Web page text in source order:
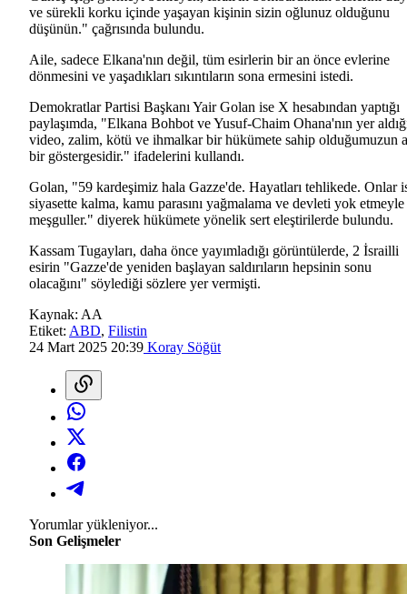
ve sürekli korku içinde yaşayan kişinin sizin oğlunuz olduğunu
düşünün." çağrısında bulundu.
Aile, sadece Elkana'nın değil, tüm esirlerin bir an önce evlerine
dönmesini ve yaşadıkları sıkıntıların sona ermesini istedi.
Demokratlar Partisi Başkanı Yair Golan ise X hesabından yaptığı
paylaşımda, "Elkana Bohbot ve Yusuf-Chaim Ohana'nın yer
video, zalim, kötü ve ihmalkar bir hükümete sahip olduğumuzun
bir göstergesidir." ifadelerini kullandı.
Golan, "59 kardeşimiz hala Gazze'de. Hayatları tehlikede. Onlar
siyasette kalma, kamu parasını yağmalama ve devleti yok etmeyle
meşguller." diyerek hükümete yönelik sert eleştirilerde bulundu.
Kassam Tugayları, daha önce yayımladığı görüntülerde, 2 İsrailli
esirin "Gazze'de yeniden başlayan saldırıların hepsinin sonu
olacağını" söylediği sözlere yer vermişti.
Kaynak: AA
Etiket: ABD, Filistin
24 Mart 2025 20:39 Koray Söğüt
Yorumlar yükleniyor...
Son Gelişmeler